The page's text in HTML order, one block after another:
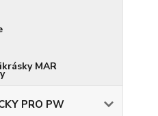
MAR
PRO PW